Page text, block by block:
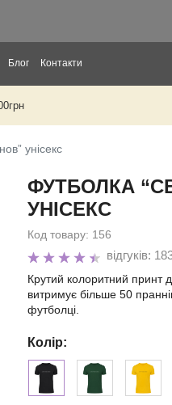
Блог Контакти
унісекс
ФУТБОЛКА
УНІСЕКС
Код товару: 156
відгуків:
Крутий колоритний принт
витримує більше 50
футболці.
Колір: